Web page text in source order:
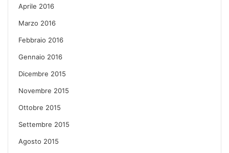
Aprile 2016
Marzo 2016
Febbraio 2016
Gennaio 2016
Dicembre 2015
Novembre 2015
Ottobre 2015
Settembre 2015
Agosto 2015